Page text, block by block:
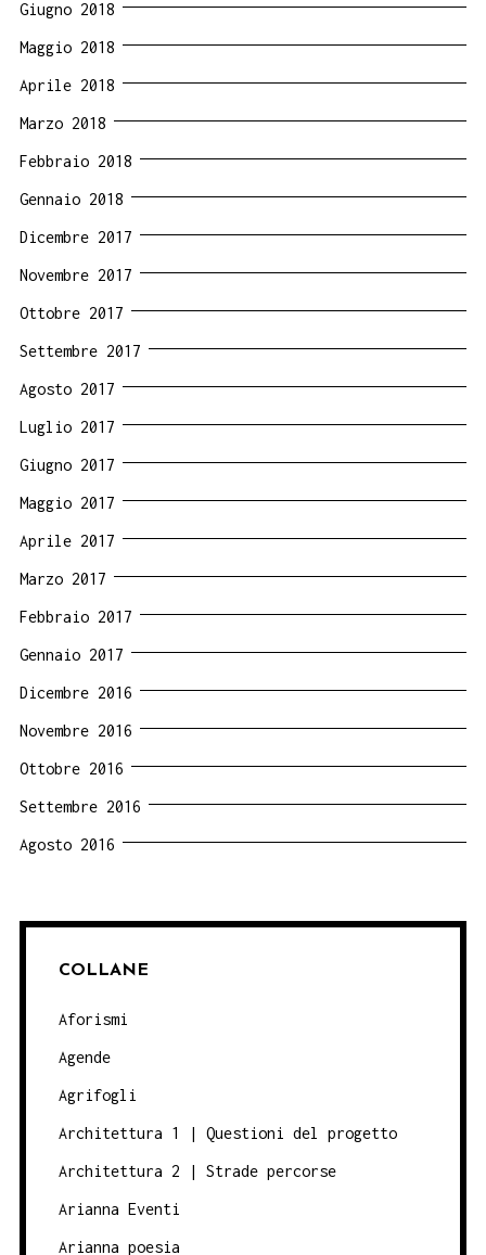
Giugno 2018
Maggio 2018
Aprile 2018
Marzo 2018
Febbraio 2018
Gennaio 2018
Dicembre 2017
Novembre 2017
Ottobre 2017
Settembre 2017
Agosto 2017
Luglio 2017
Giugno 2017
Maggio 2017
Aprile 2017
Marzo 2017
Febbraio 2017
Gennaio 2017
Dicembre 2016
Novembre 2016
Ottobre 2016
Settembre 2016
Agosto 2016
COLLANE
Aforismi
Agende
Agrifogli
Architettura 1 | Questioni del progetto
Architettura 2 | Strade percorse
Arianna Eventi
Arianna poesia